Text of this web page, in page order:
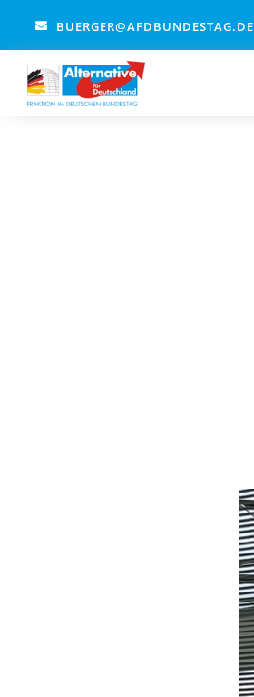
springen
BUERGER@AFDBUNDESTAG.DE